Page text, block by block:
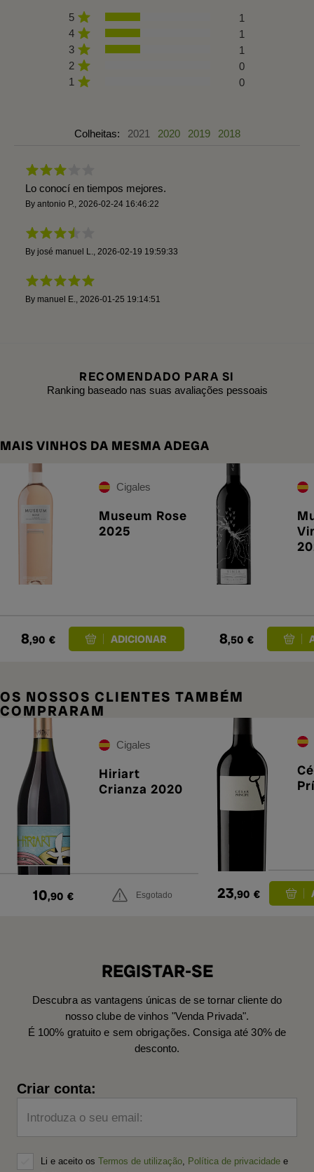
5
1
4
1
3
1
2
0
1
0
Colheitas: 2021 2020 2019 2018
Lo conocí en tiempos mejores.
By antonio P. 2026-02-24 16:46:22
By josé manuel L. 2026-02-19 19:59:33
By manuel E. 2026-01-25 19:14:51
RECOMENDADO PARA SI
Ranking baseado nas suas avaliações pessoais
MAIS VINHOS DA MESMA ADEGA
Cigales
Museum Rose
2025
8,90 € 8,50 €
OS NOSSOS CLIENTES TAMBÉM
COMPRARAM
Cigales
Hiriart
Crianza 2020
10,90 € Esgotado 23,90 €
REGISTAR-SE
Descubra as vantagens únicas de se tornar cliente do
nosso clube de vinhos "Venda Privada".
É 100% gratuito e sem obrigações. Consiga até 30% de
desconto.
Criar conta:
Introduza o seu email:
Li e aceito os Termos de utilização Política de privacidade e